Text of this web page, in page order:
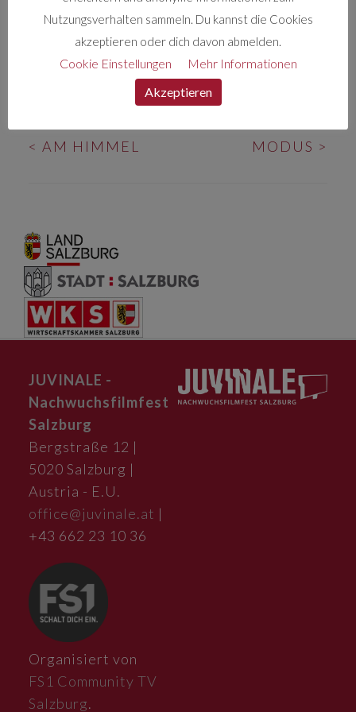
ihrem Glück. In einer Stadt mit tausend Straßen,
stellt sich schnell die Frage, wohin der Weg
eigentlich gehen soll….
BEITRAGS-
< AM HIMMEL MODUS >
JUVINALE -
Nachwuchsfilmfest
Salzburg
Bergstraße 12 |
5020 Salzburg |
Austria - E.U.
office@juvinale.at |
+43 662 23 10 36
Organisiert von
FS1 Community TV
Salzburg.
Nutzungsverhalten sammeln. Du kannst die Cookies
akzeptieren oder dich davon abmelden.
Cookie Einstellungen
Mehr Informationen
Akzeptieren